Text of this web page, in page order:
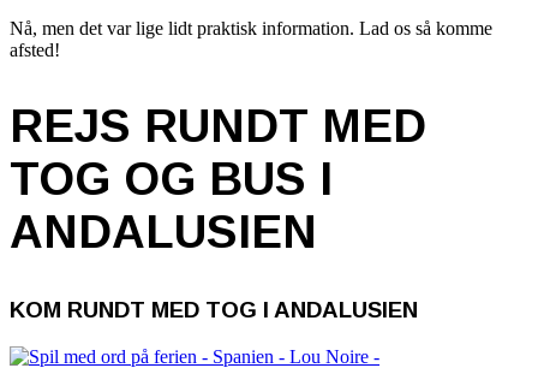
Nå, men det var lige lidt praktisk information. Lad os så komme
afsted!
REJS RUNDT MED
TOG OG BUS I
ANDALUSIEN
KOM RUNDT MED TOG I ANDALUSIEN